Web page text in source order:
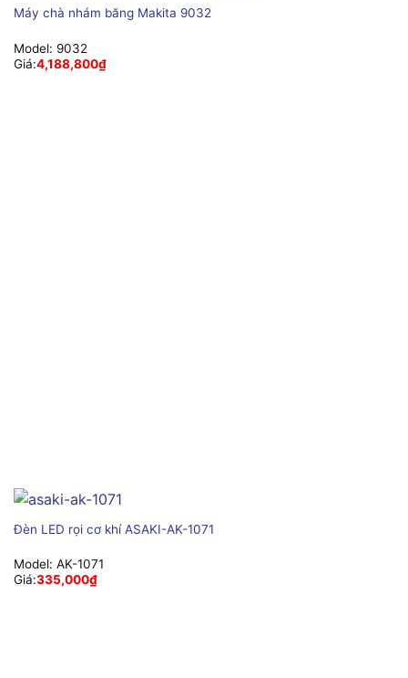
Máy chà nhám băng Makita 9032
Model: 9032
Giá:4,188,800₫
Đèn LED rọi cơ khí ASAKI-AK-1071
Model: AK-1071
Giá:335,000₫